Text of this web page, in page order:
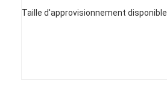
Taille d'approvisionnement disponible